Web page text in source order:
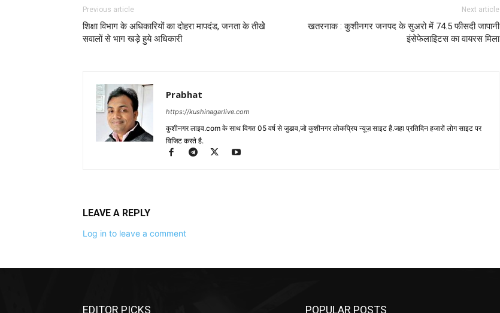
Previous article
शिक्षा विभाग के अधिकारियों का दोहरा मापदंड, जनता के तीखेे
सवालों से भाग खड़े हुये अधिकारी
Next article
खतरनाक : कुशीनगर जनपद के सुअरो में 74.5 फीसदी जापानी
इंसेफेलाइिटस का वायरस मिला
Prabhat
https://kushinagarlive.com
कुशीनगर लाइव.com के साथ विगत 05 वर्ष से जुडाव,जो कुशीनगर लोकप्रिय न्यूज़ साइट है.जहा प्रतिदिन हजारों लोग साइट पर
विजिट करते है.
LEAVE A REPLY
Log in to leave a comment
EDITOR PICKS POPULAR POSTS